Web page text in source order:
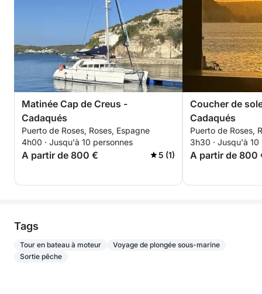
Matinée Cap de Creus -
Cadaqués
Puerto de Roses, Roses, Espagne
4h00 · Jusqu'à 10 personnes
A partir de 800 € 5 (1)
Coucher de
Cadaqués
Puerto de Roses,
3h30 · Jusqu'à 10
A partir de 800
Tags
Tour en bateau à moteur
Voyage de plongée sous-marine
Sortie pêche